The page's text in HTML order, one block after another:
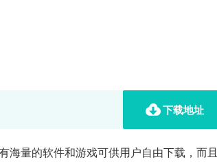
下载地址
海量的软件和游戏可供用户自由下载，而且